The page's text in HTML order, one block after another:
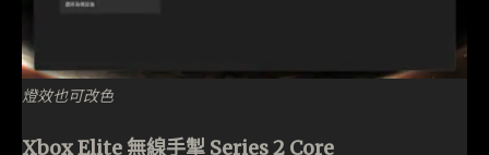
燈效也可改色
Xbox Elite 無線手掣 Series 2 Core